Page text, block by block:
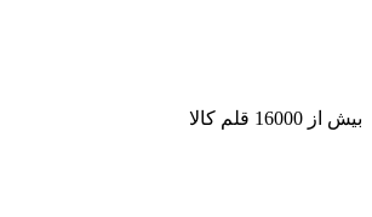
بیش از 16000 قلم کالا